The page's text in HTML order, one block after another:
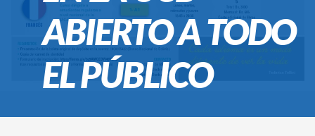
ABIERTO A TODO
EL PÚBLICO